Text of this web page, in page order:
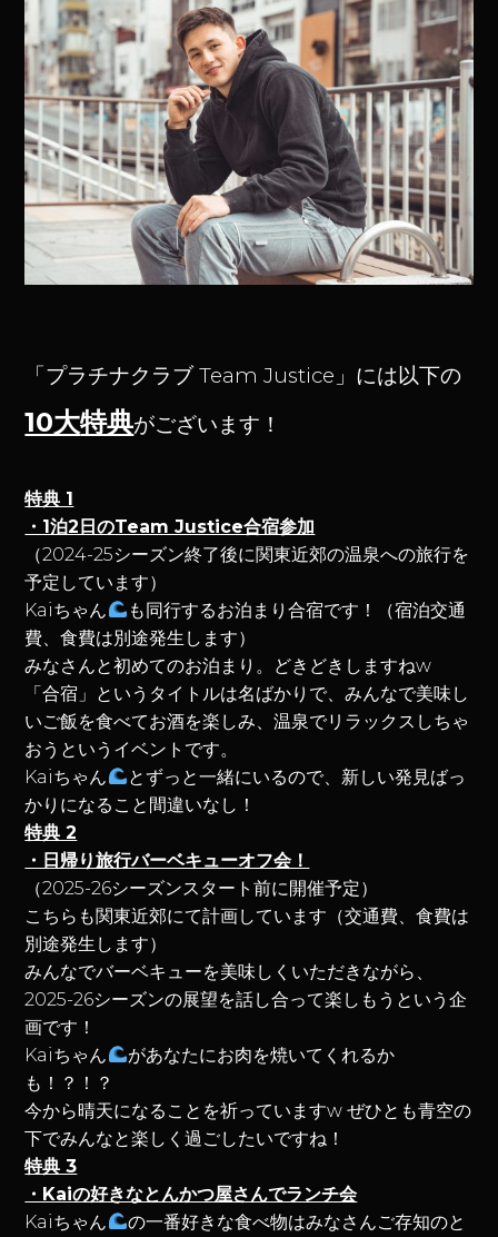
「プラチナクラブ Team Justice」には以下の
10大特典がございます！
特典 1
・1泊2日のTeam Justice合宿参加
（2024-25シーズン終了後に関東近郊の温泉への旅行を
予定しています）
Kaiちゃん
も同行するお泊まり合宿です！（宿泊交通
費、食費は別途発生します）
みなさんと初めてのお泊まり。どきどきしますねw
「合宿」というタイトルは名ばかりで、みんなで美味し
いご飯を食べてお酒を楽しみ、温泉でリラックスしちゃ
おうというイベントです。
Kaiちゃん
とずっと一緒にいるので、新しい発見ばっ
かりになること間違いなし！
特典 2
・日帰り旅行バーベキューオフ会！
（2025-26シーズンスタート前に開催予定）
こちらも関東近郊にて計画しています（交通費、食費は
別途発生します）
みんなでバーベキューを美味しくいただきながら、
2025-26シーズンの展望を話し合って楽しもうという企
画です！
Kaiちゃん
があなたにお肉を焼いてくれるか
も！？！？
今から晴天になることを祈っていますw ぜひとも青空の
下でみんなと楽しく過ごしたいですね！
特典 3
・Kaiの好きなとんかつ屋さんでランチ会
Kaiちゃん
の一番好きな食べ物はみなさんご存知のと